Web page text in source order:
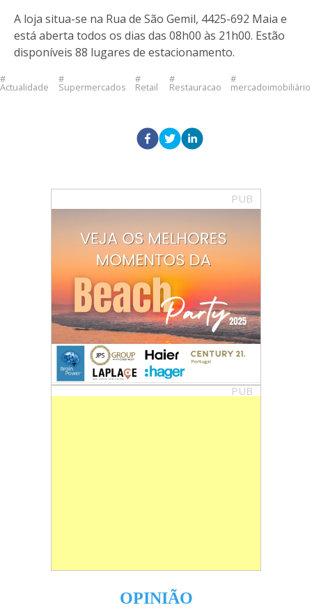
A loja situa-se na Rua de São Gemil, 4425-692 Maia e
está aberta todos os dias das 08h00 às 21h00. Estão
disponíveis 88 lugares de estacionamento.
Actualidade Supermercados Retail Restauracao mercadoimobiliário
PUB
PUB
OPINIÃO